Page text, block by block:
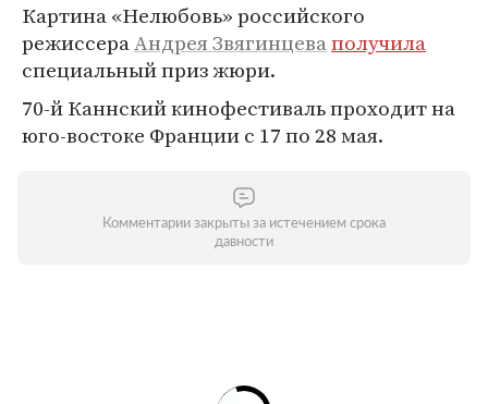
Картина «Нелюбовь» российского
режиссераАндрея Звягинцеваполучила
специальный приз жюри.
70-й Каннский кинофестиваль проходит на
юго-востоке Франции с 17 по 28 мая.
Комментарии закрыты за истечением срока
давности